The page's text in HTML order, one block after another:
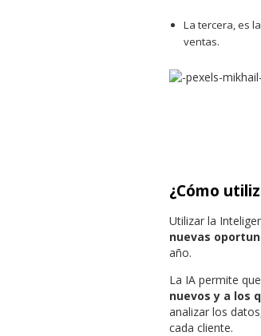
La tercera, es la
ventas.
¿Cómo
Utilizar la
nuevas
año.
La IA permite
nuevos y a los
analizar los
cada cliente.